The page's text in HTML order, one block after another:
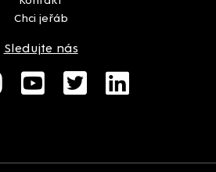
Chci jeřáb
Sledujte nás